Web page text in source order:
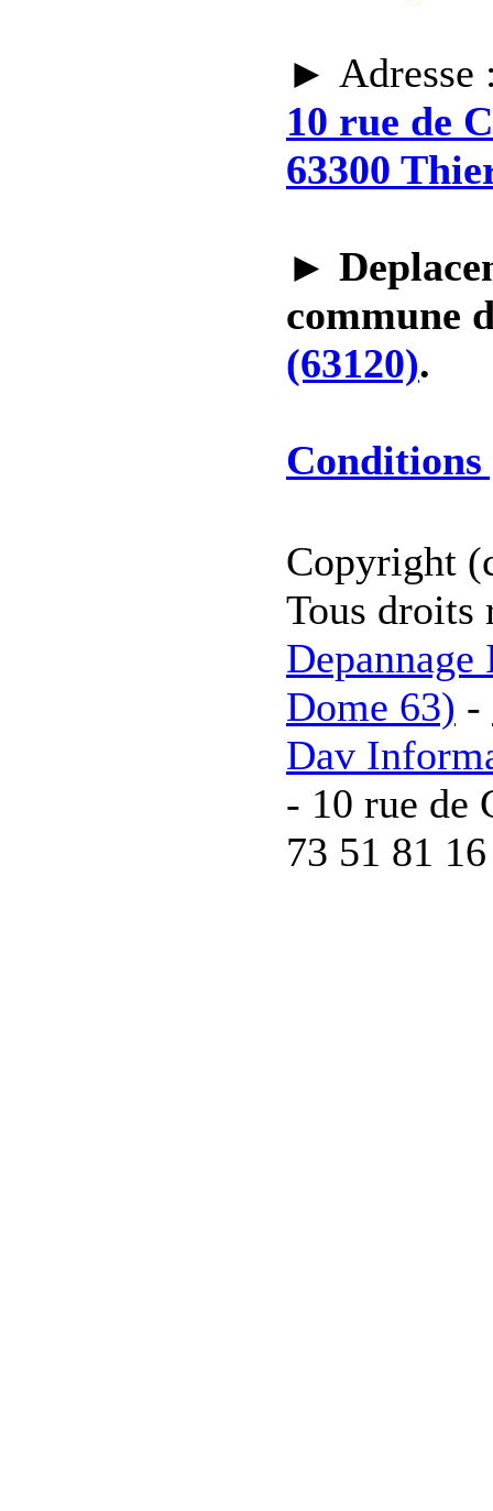
► Adresse
10 rue de
63300
►
commune
(63120).
Conditions
Copyright
Tous droits
Dome 63) -
Dav
- 10 rue de
73 51 81 16